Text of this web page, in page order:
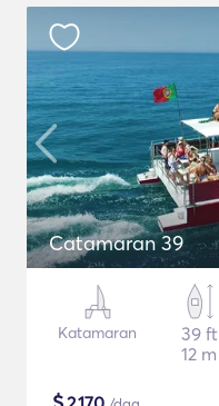
Catamaran 39
Katamaran
39 ft
12 m